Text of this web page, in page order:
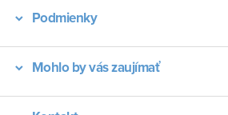
Podmienky
Mohlo by vás zaujímať